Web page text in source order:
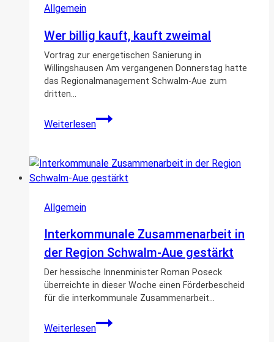
Schrecksbach
ernannt
Allgemein
Wer billig kauft, kauft zweimal
Vortrag zur energetischen Sanierung in
Willingshausen Am vergangenen Donnerstag hatte
das Regionalmanagement Schwalm-Aue zum
dritten…
Weiterlesen
Wer
billig
kauft
zweimal
Allgemein
Interkommunale Zusammenarbeit in
der Region Schwalm-Aue gestärkt
Der hessische Innenminister Roman Poseck
überreichte in dieser Woche einen Förderbescheid
für die interkommunale Zusammenarbeit…
Weiterlesen
Interkommunale
Zusammenarbeit